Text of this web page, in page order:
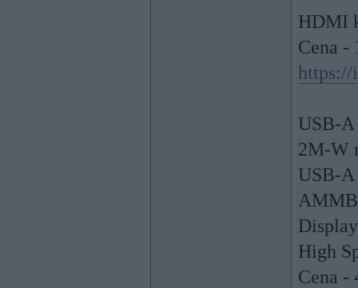
HDMI
Cena -
https://
USB-
2M-W
USB-
High
Cena -